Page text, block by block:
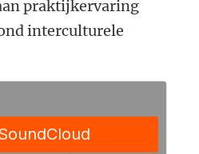
praktijkervaring
interculturele